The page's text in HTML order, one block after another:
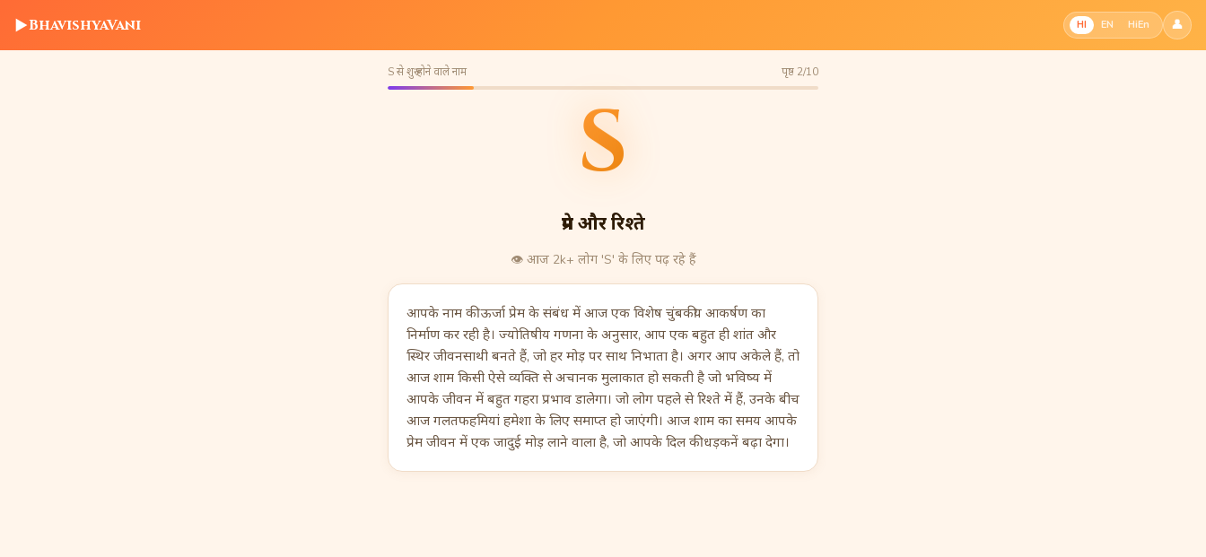
▶BhavishyaVani HI EN HiEn 👤
S से शुरू होने वाले नाम पृष्ठ 2/10
S
प्रेम और रिश्ते
👁️ आज 2k+ लोग 'S' के लिए पढ़ रहे हैं
आपके नाम की ऊर्जा प्रेम के संबंध में आज एक विशेष चुंबकीय आकर्षण का
निर्माण कर रही है। ज्योतिषीय गणना के अनुसार, आप एक बहुत ही शांत और
स्थिर जीवनसाथी बनते हैं, जो हर मोड़ पर साथ निभाता है। अगर आप अकेले हैं, तो
आज शाम किसी ऐसे व्यक्ति से अचानक मुलाकात हो सकती है जो भविष्य में
आपके जीवन में बहुत गहरा प्रभाव डालेगा। जो लोग पहले से रिश्ते में हैं, उनके बीच
आज गलतफहमियां हमेशा के लिए समाप्त हो जाएंगी। आज शाम का समय आपके
प्रेम जीवन में एक जादुई मोड़ लाने वाला है, जो आपके दिल की धड़कनें बढ़ा देगा।